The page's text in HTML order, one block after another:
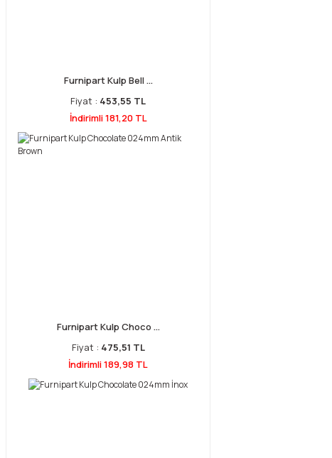
Furnipart Kulp Bell ...
Fiyat : 453,55 TL
İndirimli 181,20 TL
Furnipart Kulp Choco ...
Fiyat : 475,51 TL
İndirimli 189,98 TL